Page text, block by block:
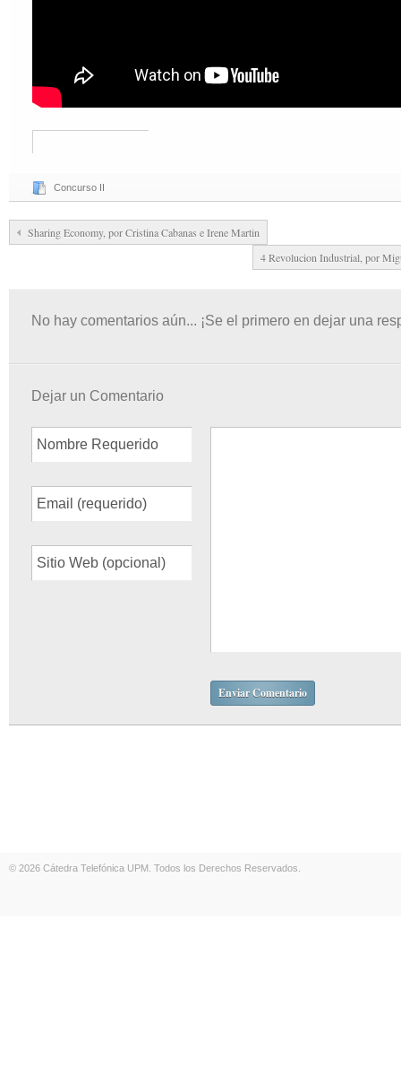
Concurso II
Sharing Economy, por Cristina Cabanas e Irene Martin
4 Revolucion Industrial, por
No hay comentarios aún... ¡Se el primero en dejar una
Dejar un Comentario
© 2026 Cátedra Telefónica UPM. Todos los Derechos Reservados.